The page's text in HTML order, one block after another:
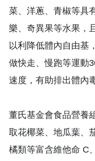
菜、洋蔥、青椒等具
樂、奇異果等水果，
以利降低體內自由基
做快走、慢跑等運動
速度，有助排出體內
董氏基金會食品營養
取花椰菜、地瓜葉、
橘類等富含維他命 C